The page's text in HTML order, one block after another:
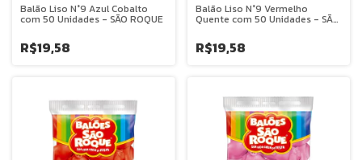
Balão Liso N°9 Azul Cobalto
com 50 Unidades - SÃO ROQUE
R$19,58
Balão Liso N°9 Vermelho
Quente com 50 Unidades - SÃO
R$19,58